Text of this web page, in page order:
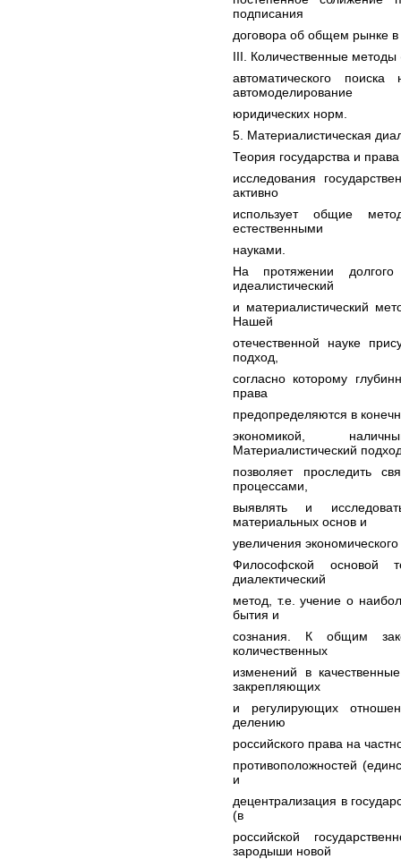
подписания
договора об общем рынке в
III. Количественные
автоматического
автомоделирование
юридических норм.
5. Материалистическая
Теория государства и
исследования
активно
использует общие
естественными
науками.
На протяжении
идеалистический
и материалистический
Нашей
отечественной науке
подход,
согласно которому
права
предопределяются в
экономикой,
Материалистический
позволяет проследить
процессами,
выявлять и
материальных основ и
увеличения
Философской основой
диалектический
метод, т.е. учение о
бытия и
сознания. К общим
количественных
изменений в
закрепляющих
и регулирующих
делению
российского права на
противоположностей
и
децентрализация в
(в
российской
зародыши новой